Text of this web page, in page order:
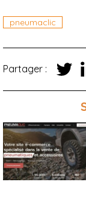
pneumaclic
Partager :